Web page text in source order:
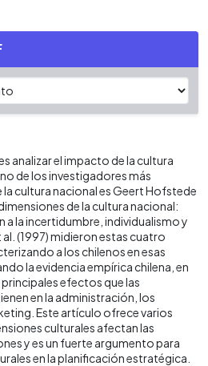
analizar el impacto de la cultura
de los investigadores más
la cultura nacional es Geert Hofstede
de la cultura nacional:
a la incertidumbre, individualismo y
(1997) midieron estas cuatro
a los chilenos en esas
la evidencia empírica chilena, en
efectos que las
en la administración, los
Este artículo ofrece varios
culturales afectan las
y es un fuerte argumento para
en la planificación estratégica.